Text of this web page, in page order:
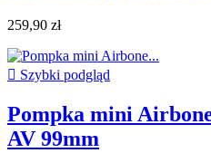
259,90 zł
 Szybki podgląd
Pompka mini
AV 99mm